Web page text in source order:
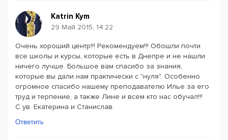
Katrin Kym
29 Май 2015, 14:22
Очень хороший центр!!! Рекомендуем!!! Обошли почти
все школы и курсы, которые есть в Днепре и не нашли
ничего лучше. Большое вам спасибо за знания,
которые вы дали нам практически с "нуля". Особенно
огромное спасибо нашему преподавателю Илье за его
труд и терпение, а также Лине и всем кто нас обучал!!!
С ув. Екатерина и Станислав.
Ответить